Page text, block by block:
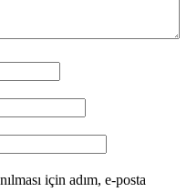
için adım, e-posta